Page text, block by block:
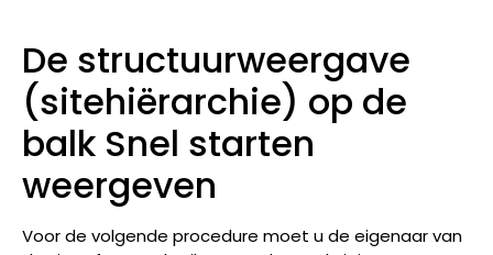
De structuurweergave
(sitehiërarchie) op de
balk Snel starten
weergeven
Voor de volgende procedure moet u de eigenaar van